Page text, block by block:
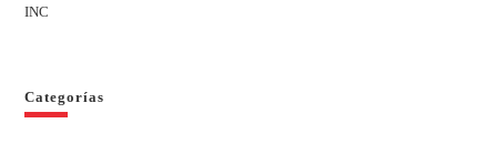
Categorías